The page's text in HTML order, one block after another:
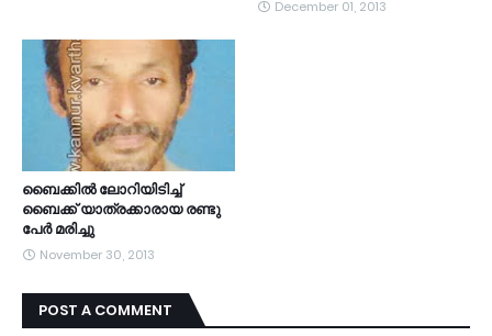
December 01, 2013
ബൈക്കില്‍ ലോറിയിടിച്ച്
ബൈക്ക് യാത്രക്കാരായ രണ്ടു
പേര്‍ മരിച്ചു
November 30, 2013
POST A COMMENT